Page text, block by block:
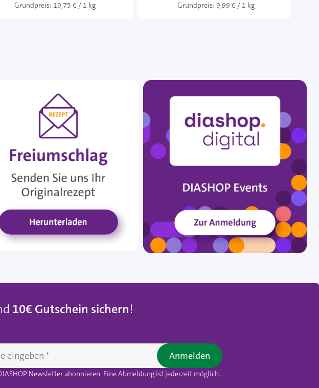
Grundpreis: 19,75 € / 1 kg Grundpreis: 9,99 € / 1 kg
10€ Gutschein sichern!
Newsletter abonnieren. Eine Abmeldung ist jederzeit möglich.
Anmelden